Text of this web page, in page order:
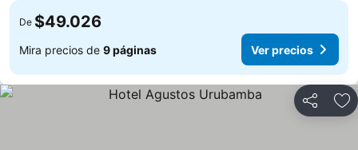
De $49.026
Mira precios de 9 páginas Ver precios
Compartir